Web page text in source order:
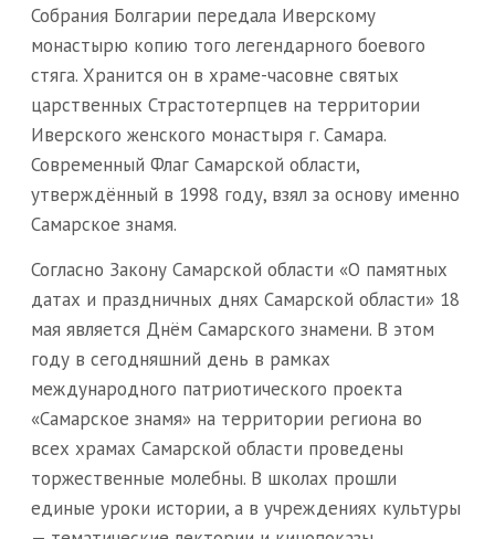
Собрания Болгарии передала Иверскому
монастырю копию того легендарного боевого
стяга. Хранится он в храме-часовне святых
царственных Страстотерпцев на территории
Иверского женского монастыря г. Самара.
Современный Флаг Самарской области,
утверждённый в 1998 году, взял за основу именно
Самарское знамя.
Согласно Закону Самарской области «О памятных
датах и праздничных днях Самарской области» 18
мая является Днём Самарского знамени. В этом
году в сегодняшний день в рамках
международного патриотического проекта
«Самарское знамя» на территории региона во
всех храмах Самарской области проведены
торжественные молебны. В школах прошли
единые уроки истории, а в учреждениях культуры